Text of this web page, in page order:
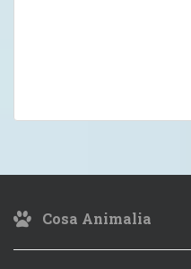
Cosa Animalia